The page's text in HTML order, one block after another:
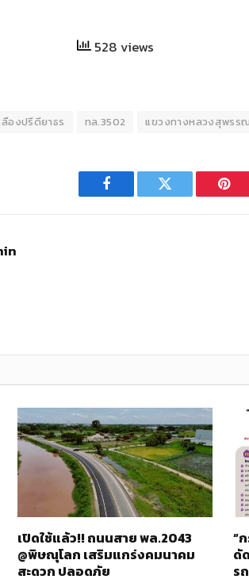
528 views
องปรีดียาธร ทล.3502 แขวงทางหลวงสุพรร
Facebook Twitter
เปิดใช้แล้ว!! ถนนสาย พล.2043
@พิษณุโลก เสริมแกร่งคมนาคม
สะดวก ปลอดภัย
“
ดั
ร